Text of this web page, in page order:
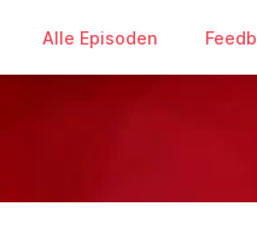
Alle Episoden